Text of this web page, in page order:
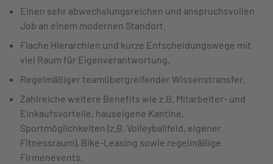
Einen sehr abwechslungsreichen und anspruchsvollen
Job an einem modernen Standort.
Flache Hierarchien und kurze Entscheidungswege mit
viel Raum für Eigenverantwortung.
Regelmäßiger teamübergreifender Wissenstransfer.
Zahlreiche weitere Benefits wie z.B. Mitarbeiter- und
Einkaufsvorteile, hauseigene Kantine,
Sportmöglichkeiten (z.B. Volleyballfeld, eigener
Fitnessraum), Bike-Leasing sowie regelmäßige
Firmenevents.